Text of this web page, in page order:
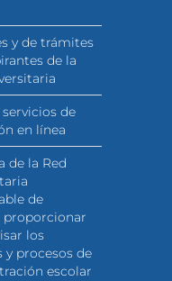
y de trámites
de la
de
en línea
de la Red
de
proporcionar
los
y procesos de
escolar